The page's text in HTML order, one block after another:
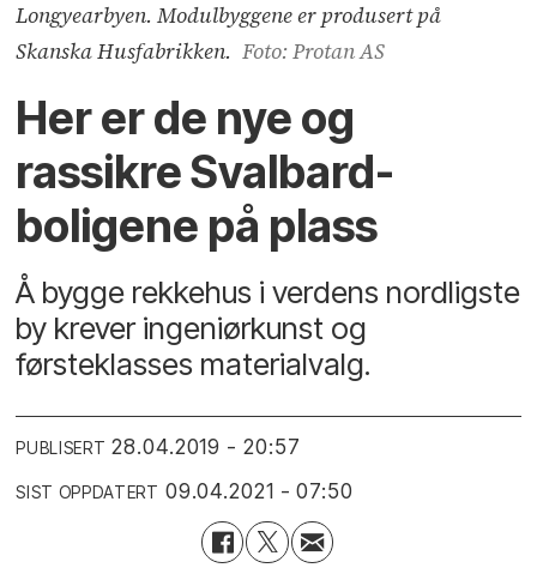
Longyearbyen. Modulbyggene er produsert på
Skanska Husfabrikken. Foto: Protan AS
Her er de nye og
rassikre Svalbard-
boligene på plass
Å bygge rekkehus i verdens nordligste
by krever ingeniørkunst og
førsteklasses materialvalg.
PUBLISERT 28.04.2019 - 20:57
SIST OPPDATERT 09.04.2021 - 07:50